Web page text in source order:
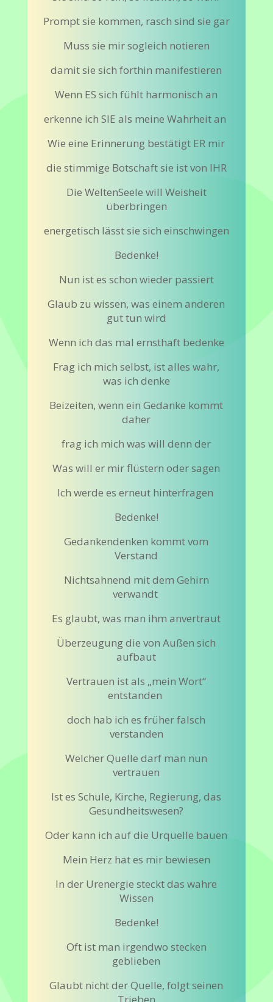
Prompt sie kommen, rasch sind sie gar
Muss sie mir sogleich notieren
damit sie sich forthin manifestieren
Wenn ES sich fühlt harmonisch an
erkenne ich SIE als meine Wahrheit an
Wie eine Erinnerung bestätigt ER mir
die stimmige Botschaft sie ist von IHR
Die WeltenSeele will Weisheit
überbringen
energetisch lässt sie sich einschwingen
Bedenke!
Nun ist es schon wieder passiert
Glaub zu wissen, was einem anderen
gut tun wird
Wenn ich das mal ernsthaft bedenke
Frag ich mich selbst, ist alles wahr,
was ich denke
Beizeiten, wenn ein Gedanke kommt
daher
frag ich mich was will denn der
Was will er mir flüstern oder sagen
Ich werde es erneut hinterfragen
Bedenke!
Gedankendenken kommt vom
Verstand
Nichtsahnend mit dem Gehirn
verwandt
Es glaubt, was man ihm anvertraut
Überzeugung die von Außen sich
aufbaut
Vertrauen ist als „mein Wort“
entstanden
doch hab ich es früher falsch
verstanden
Welcher Quelle darf man nun
vertrauen
Ist es Schule, Kirche, Regierung, das
Gesundheitswesen?
Oder kann ich auf die Urquelle bauen
Mein Herz hat es mir bewiesen
In der Urenergie steckt das wahre
Wissen
Bedenke!
Oft ist man irgendwo stecken
geblieben
Glaubt nicht der Quelle, folgt seinen
Trieben